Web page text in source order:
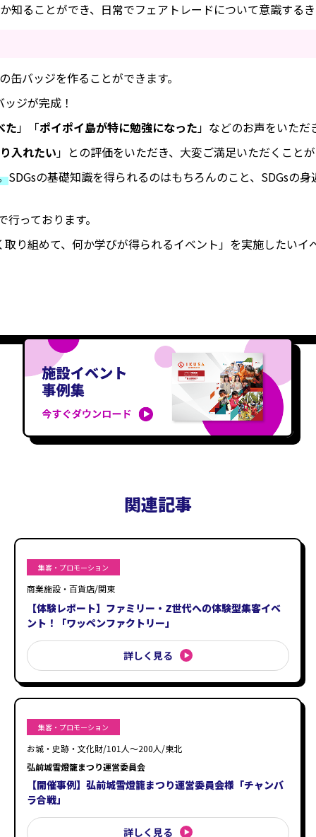
ることができ、日常でフェアトレードについて意識する
バッジを作ることができます。
ジが完成！
た」「ポイポイ島が特に勉強になった」などのお声をいただ
入れたい」との評価をいただき、大変ご満足いただくこと
SDGsの基礎知識を得られるのはもちろんのこと、SDGsの
っております。
り組めて、何か学びが得られるイベント」を実施したい
関連記事
集客・プロモーション
商業施設・百貨店/関東
【体験レポート】ファミリー・Z世代への体験型集客イベ
ント！「ワッペンファクトリー」
詳しく見る
集客・プロモーション
お城・史跡・文化財/101人〜200人/東北
弘前城雪燈籠まつり運営委員会
【開催事例】弘前城雪燈籠まつり運営委員会様「チャンバ
ラ合戦」
詳しく見る